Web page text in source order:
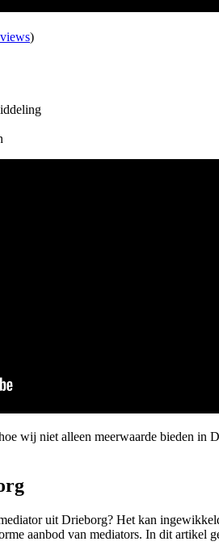
)
wij niet alleen meerwaarde bieden
uit Drieborg? Het kan
aanbod van mediators. In dit artikel